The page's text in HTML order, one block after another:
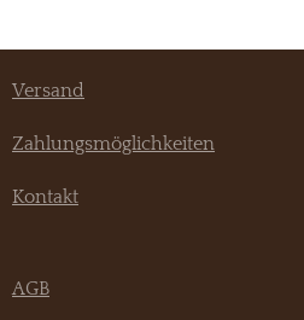
Versand
Zahlungsmöglichkeiten
Kontakt
AGB